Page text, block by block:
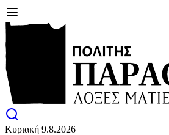
Κυριακή 9.8.2026